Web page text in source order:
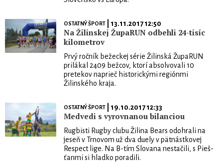
OSTATNÝ ŠPORT| 13.11.2017 12:50
Na Žilinskej ŽupaRUN odbehli 24-tisíc
kilometrov
Prvý ročník bežeckej série Žilinská ŽupaRUN
prilákal 2409 bežcov, ktorí absolvovali 10
pretekov naprieč historickými regiónmi
Žilinského kraja.
OSTATNÝ ŠPORT| 19.10.2017 12:33
Medvedi s vyrovnanou bilanciou
Rugbisti Rugby clubu Žilina Bears odohrali na
jeseň v Trnovom už dva duely v pätnástkovej
Respect lige. Na B-tím Slovana nestačili, s Pieš­
ťanmi si hladko poradili.